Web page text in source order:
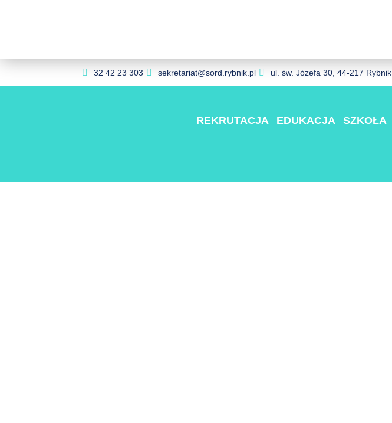
32 42 23 303 sekretariat@sord.rybnik.pl ul. św. Józefa 30, 44-217 Rybnik
REKRUTACJA EDUKACJA SZKOŁA